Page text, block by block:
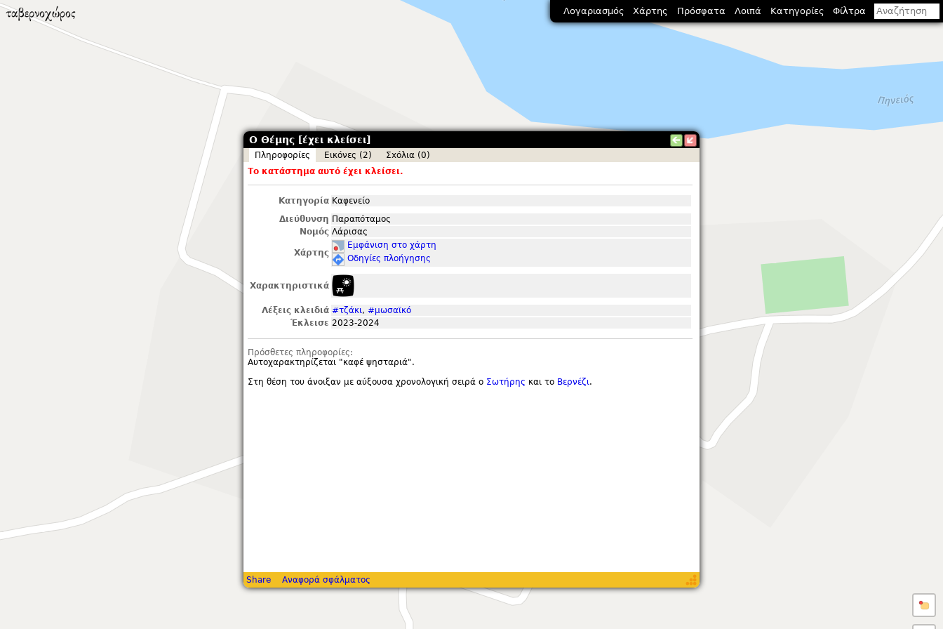
Ο Θέμης [έχει κλείσει]
Πληροφορίες Εικόνες (2)
Σxόλια (0)
Το κατάστημα αυτό έχει κλείσει.
Κατηγορία Καφενείο
Διεύθυνση Παραπόταμος
Νομός Λάρισας
Χάρτης
Εμφάνιση στο χάρτη
Οδηγίες πλοήγησης
Χαρακτηριστικά
Λέξεις κλειδιά #τζάκι, #μωσαϊκό
Έκλεισε 2023-2024
Πρόσθετες πληροφορίες:
Αυτοχαρακτηρίζεται "καφέ ψησταριά".
Στη θέση του άνοιξαν με αύξουσα χρονολογική σειρά ο Σωτήρης και το Βερνέζι.
Share Αναφορά σφάλματος
Λογαριασμός Χάρτης Πρόσφατα Λοιπά Κατηγορίες Φίλτρα